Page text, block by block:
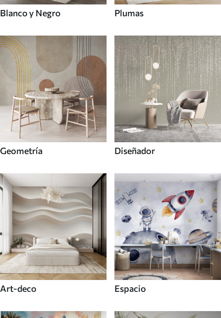
Blanco y Negro Plumas
Geometría Diseñador
Art-deco Espacio